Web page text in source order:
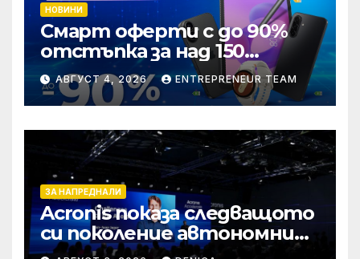
НОВИНИ
Смарт оферти с до 90%
отстъпка за над 150
устройства от Vivacom
през август
АВГУСТ 4, 2026 ENTREPRENEUR TEAM
ЗА НАПРЕДНАЛИ
Acronis показа следващото
си поколение автономни
услуги